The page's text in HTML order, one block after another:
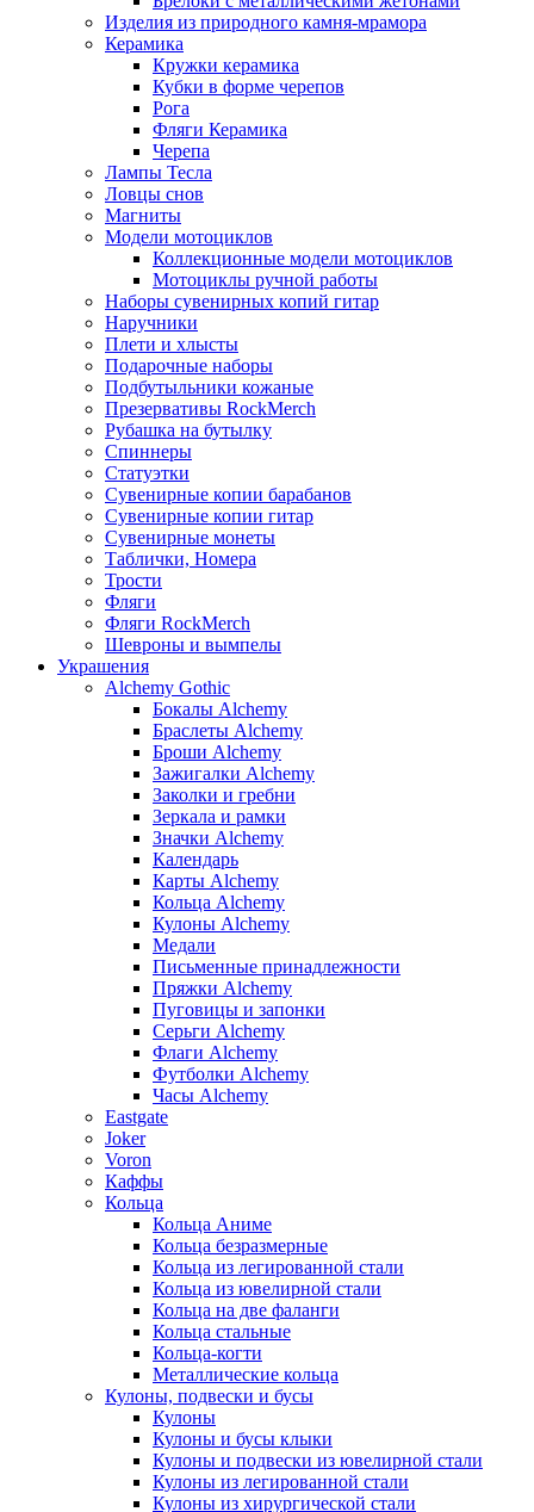
Изделия из природного камня-мрамора
Керамика
Кружки керамика
Кубки в форме черепов
Рога
Фляги Керамика
Черепа
Лампы Тесла
Ловцы снов
Магниты
Модели мотоциклов
Коллекционные модели мотоциклов
Мотоциклы ручной работы
Наборы сувенирных копий гитар
Наручники
Плети и хлысты
Подарочные наборы
Подбутыльники кожаные
Презервативы RockMerch
Рубашка на бутылку
Спиннеры
Статуэтки
Сувенирные копии барабанов
Сувенирные копии гитар
Сувенирные монеты
Таблички, Номера
Трости
Фляги
Фляги RockMerch
Шевроны и вымпелы
Украшения
Alchemy Gothic
Бокалы Alchemy
Браслеты Alchemy
Броши Alchemy
Зажигалки Alchemy
Заколки и гребни
Зеркала и рамки
Значки Alchemy
Календарь
Карты Alchemy
Кольца Alchemy
Кулоны Alchemy
Медали
Письменные принадлежности
Пряжки Alchemy
Пуговицы и запонки
Серьги Alchemy
Флаги Alchemy
Футболки Alchemy
Часы Alchemy
Eastgate
Joker
Voron
Каффы
Кольца
Кольца Аниме
Кольца безразмерные
Кольца из легированной стали
Кольца из ювелирной стали
Кольца на две фаланги
Кольца стальные
Кольца-когти
Металлические кольца
Кулоны, подвески и бусы
Кулоны
Кулоны и бусы клыки
Кулоны и подвески из ювелирной стали
Кулоны из легированной стали
Кулоны из хирургической стали